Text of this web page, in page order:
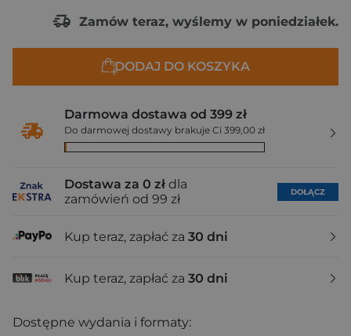
Zamów teraz, wyślemy w poniedziałek.
DODAJ DO KOSZYKA
Darmowa dostawa od 399 zł
Do darmowej dostawy brakuje Ci 399,00 zł
Dostawa za 0 zł dla
zamówień od 99 zł
DOŁĄCZ
Kup teraz, zapłać za 30 dni
Kup teraz, zapłać za 30 dni
Dostępne wydania i formaty: